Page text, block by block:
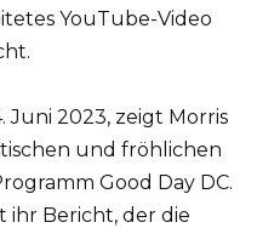
YouTube-Video
Juni 2023, zeigt Morris
und fröhlichen
Good Day DC.
ihr Bericht, der die